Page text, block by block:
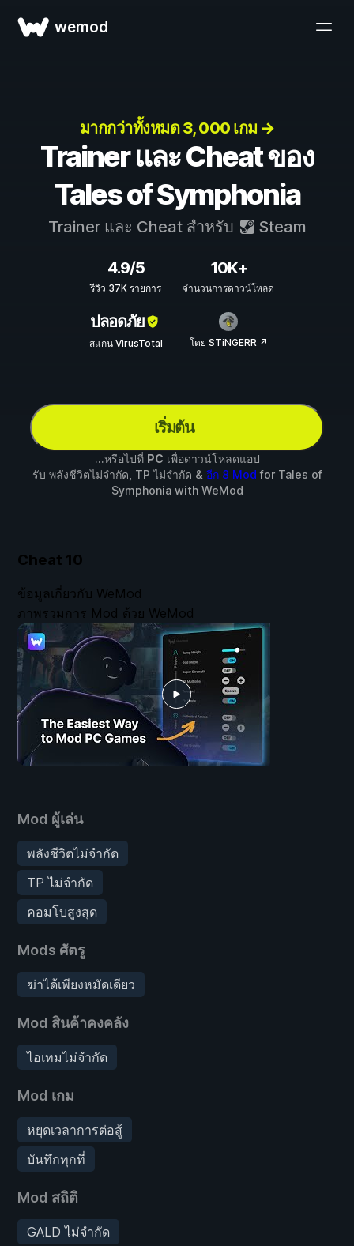
wemod
มากกว่าทั้งหมด 3, 000 เกม →
Trainer และ Cheat ของ
Tales of Symphonia
Trainer และ Cheat สำหรับ Steam
4.9/5
รีวิว 37K รายการ
10K+
จำนวนการดาวน์โหลด
ปลอดภัย
สแกน VirusTotal โดย STiNGERR ↗
เริ่มต้น
...หรือไปที่ PC เพื่อดาวน์โหลดแอป
รับ พลังชีวิตไม่จำกัด, TP ไม่จำกัด & อีก 8 Mod for Tales of
Symphoniawith WeMod
Cheat 10
Mod ผู้เล่น
พลังชีวิตไม่จำกัด
TP ไม่จำกัด
คอมโบสูงสุด
Mods ศัตรู
ฆ่าได้เพียงหมัดเดียว
Mod สินค้าคงคลัง
ไอเทมไม่จำกัด
Mod เกม
หยุดเวลาการต่อสู้
บันทึกทุกที่
Mod สถิติ
GALD ไม่จำกัด
ข้อมูลเกี่ยวกับ WeMod
ภาพรวมการ Mod ด้วย WeMod